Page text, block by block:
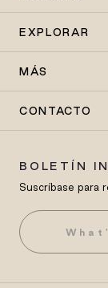
EXPLORAR
MÁS
CONTACTO
BOLETÍN
Suscríbase para